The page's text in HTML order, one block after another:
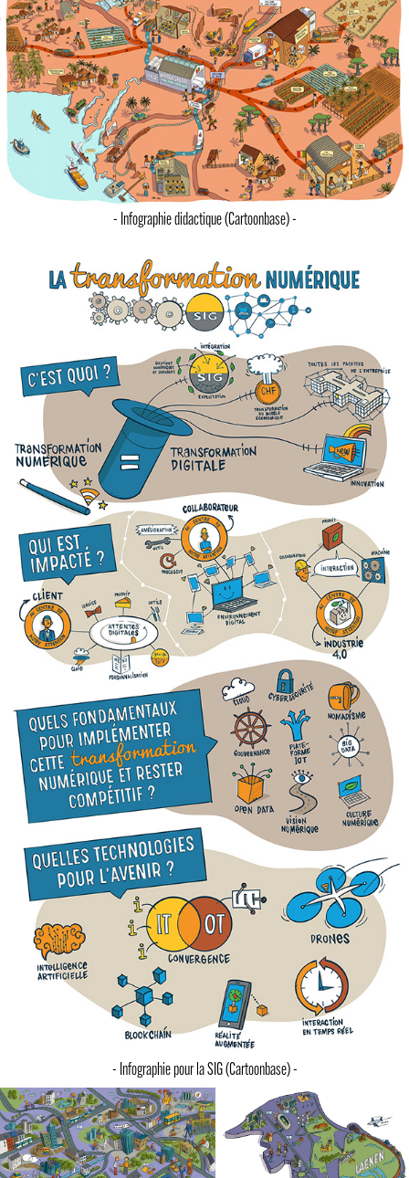
- Infographie didactique (Cartoonbase) -
- Infographie pour la SIG (Cartoonbase) -